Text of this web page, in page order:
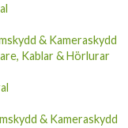
& Kameraskydd
Kablar & Hörlurar
& Kameraskydd